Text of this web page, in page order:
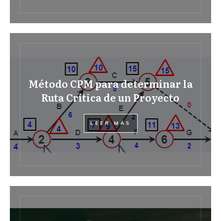
Método CPM para determinar la
Ruta Crítica de un Proyecto
LEER MÁS